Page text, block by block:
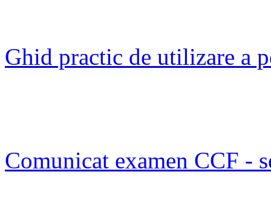
Ghid practic de utilizare a
Comunicat examen CCF -